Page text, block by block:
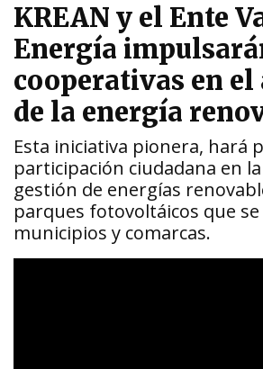
KREAN y el Ente
Energía
cooperativas en
de la energía
Esta iniciativa pionera, hará
participación ciudadana en
gestión de energías
parques fotovoltáicos que
municipios y comarcas.